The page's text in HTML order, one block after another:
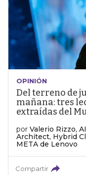
OPINIÓN
Del terreno de
mañana: tres
extraídas del
por Valerio Rizzo,
Architect, Hybrid
META de Lenovo
Compartir